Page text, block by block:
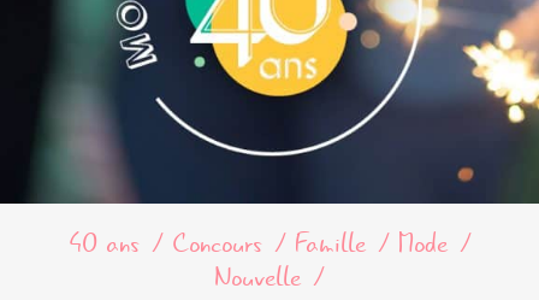
40 ans Concours Famille
Mode
Nouvelle